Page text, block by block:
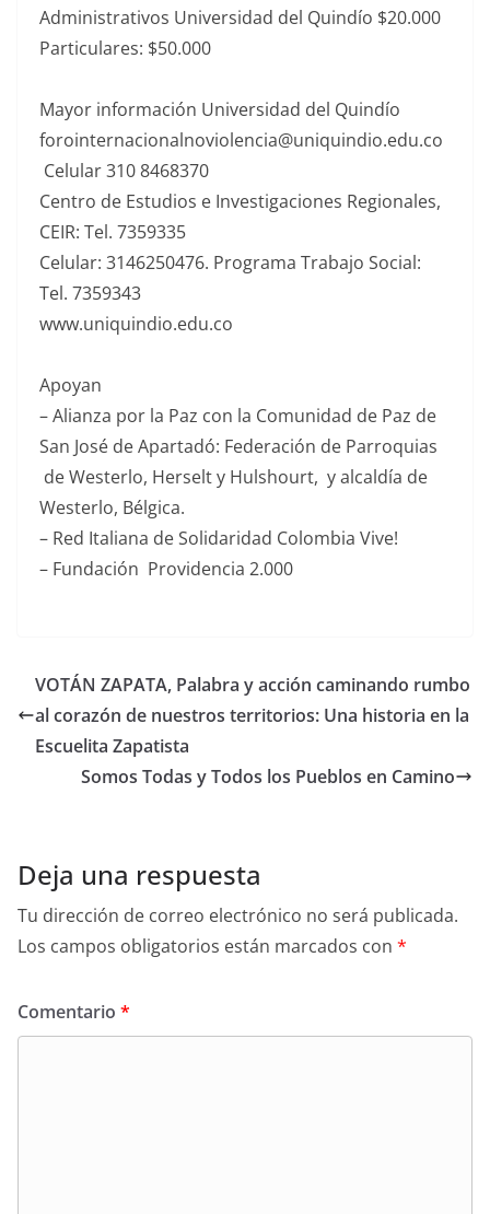
Administrativos Universidad del Quindío $20.000
Particulares: $50.000
Mayor información Universidad del Quindío
forointernacionalnoviolencia@uniquindio.edu.co
Celular 310 8468370
Centro de Estudios e Investigaciones Regionales,
CEIR: Tel. 7359335
Celular: 3146250476. Programa Trabajo Social:
Tel. 7359343
www.uniquindio.edu.co
Apoyan
–Alianza por la Paz con la Comunidad de Paz de
San José de Apartadó: Federación de Parroquias
de Westerlo, Herselt y Hulshourt, y alcaldía de
Westerlo, Bélgica.
– Red Italiana de Solidaridad Colombia Vive!
– Fundación Providencia 2.000
VOTÁN ZAPATA, Palabra y acción caminando rumbo
al corazón de nuestros territorios: Una historia en la
Escuelita Zapatista
Somos Todas y Todos los Pueblos en Camino
Deja una respuesta
Tu dirección de correo electrónico no será publicada.
Los campos obligatorios están marcados con *
Comentario *